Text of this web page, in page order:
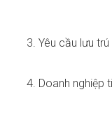
Yêu cầu lưu trú
Doanh nghiệp